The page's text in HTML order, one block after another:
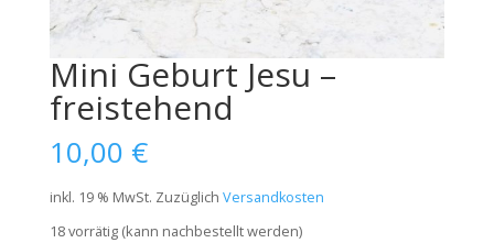
Mini Geburt Jesu –
freistehend
10,00 €
inkl. 19 % MwSt. Zuzüglich Versandkosten
18 vorrätig (kann nachbestellt werden)